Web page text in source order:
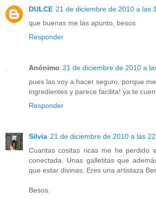
DULCE 21 de diciembre de 2010 a las
que buenas me las apunto, besos
Responder
Anónimo 21 de diciembre de 2010 a
pues las voy a hacer seguro, porque
ingredientes y parece facilita! ya te
Responder
Silvia 21 de diciembre de 2010 a las
Cuantas cositas ricas me he perdido
conectada. Unas galletitas que
que estar divinas. Eres una artistaza
Besos.